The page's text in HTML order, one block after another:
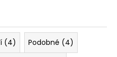
(4)
Podobné (4)